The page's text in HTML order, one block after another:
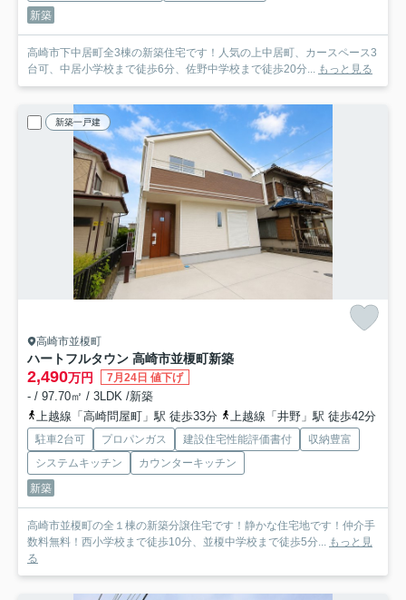
新築
高崎市下中居町全3棟の新築住宅です！人気の上中居町、カースペース3
台可、中居小学校まで徒歩6分、佐野中学校まで徒歩20分... もっと見る
新築一戸建
高崎市並榎町
ハートフルタウン 高崎市並榎町新築
2,490万円 7月24日 値下げ
- / 97.70㎡ / 3LDK /新築
上越線「高崎問屋町」駅 徒歩33分
上越線「井野」駅 徒歩42分
駐車2台可 プロパンガス 建設住宅性能評価書付
収納豊富
システムキッチン
カウンターキッチン
新築
高崎市並榎町の全１棟の新築分譲住宅です！静かな住宅地です！仲介手
数料無料！西小学校まで徒歩10分、並榎中学校まで徒歩5分... もっと見
る